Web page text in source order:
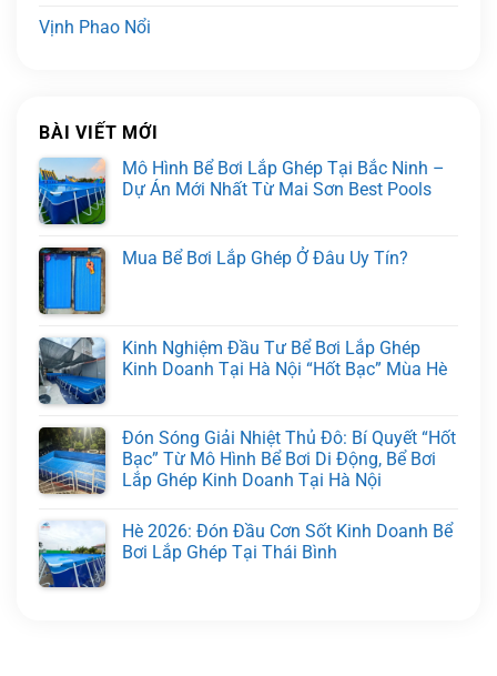
Vịnh Phao Nổi
BÀI VIẾT MỚI
Mô Hình Bể Bơi Lắp Ghép Tại Bắc Ninh –
Dự Án Mới Nhất Từ Mai Sơn Best Pools
Mua Bể Bơi Lắp Ghép Ở Đâu Uy Tín?
Kinh Nghiệm Đầu Tư Bể Bơi Lắp Ghép
Kinh Doanh Tại Hà Nội “Hốt Bạc” Mùa Hè
Đón Sóng Giải Nhiệt Thủ Đô: Bí Quyết “Hốt
Bạc” Từ Mô Hình Bể Bơi Di Động, Bể Bơi
Lắp Ghép Kinh Doanh Tại Hà Nội
Hè 2026: Đón Đầu Cơn Sốt Kinh Doanh Bể
Bơi Lắp Ghép Tại Thái Bình